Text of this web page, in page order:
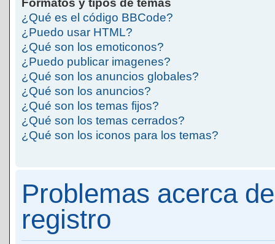
Formatos y tipos de temas
¿Qué es el código BBCode?
¿Puedo usar HTML?
¿Qué son los emoticonos?
¿Puedo publicar imagenes?
¿Qué son los anuncios globales?
¿Qué son los anuncios?
¿Qué son los temas fijos?
¿Qué son los temas cerrados?
¿Qué son los iconos para los temas?
Problemas acerca
registro